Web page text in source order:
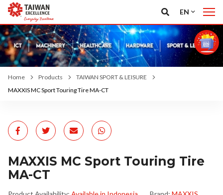
EN
Home Products
TAIWAN SPORT & LEISURE
MAXXIS MC Sport Touring Tire MA-CT
MAXXIS MC Sport Touring Tire
MA-CT